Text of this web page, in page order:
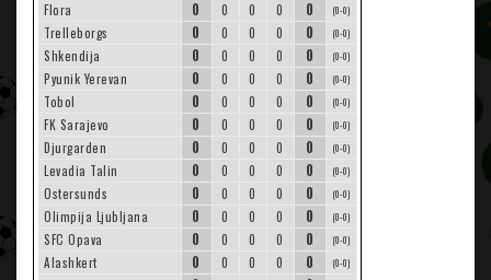
Flora 0 0 0 0 0 (0-0)
Trelleborgs 0 0 0 0 0 (0-0)
Shkendija 0 0 0 0 0 (0-0)
Pyunik Yerevan 0 0 0 0 0 (0-0)
Tobol 0 0 0 0 0 (0-0)
FK Sarajevo 0 0 0 0 0 (0-0)
Djurgarden 0 0 0 0 0 (0-0)
Levadia Talin 0 0 0 0 0 (0-0)
Ostersunds 0 0 0 0 0 (0-0)
Olimpija Ljubljana 0 0 0 0 0 (0-0)
SFC Opava 0 0 0 0 0 (0-0)
Alashkert 0 0 0 0 0 (0-0)